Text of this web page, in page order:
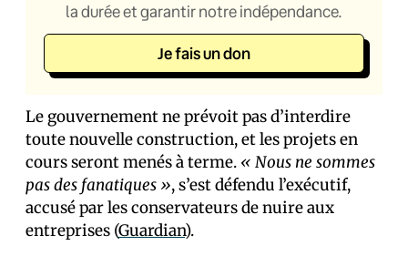
la durée et garantir notre indépendance.
Je fais un don
Le gouvernement ne prévoit pas d’interdire
toute nouvelle construction, et les projets en
cours seront menés à terme. « Nous ne sommes
pas des fanatiques », s’est défendu l’exécutif,
accusé par les conservateurs de nuire aux
entreprises (Guardian).